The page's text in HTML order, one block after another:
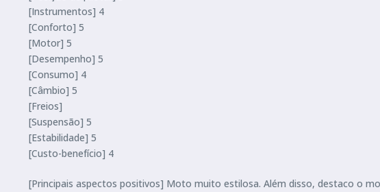
[Instrumentos] 4
[Conforto] 5
[Motor] 5
[Desempenho] 5
[Consumo] 4
[Câmbio] 5
[Freios]
[Suspensão] 5
[Estabilidade] 5
[Custo-benefício] 4
[Principais aspectos positivos] Moto muito estilosa. Além disso, destaco o